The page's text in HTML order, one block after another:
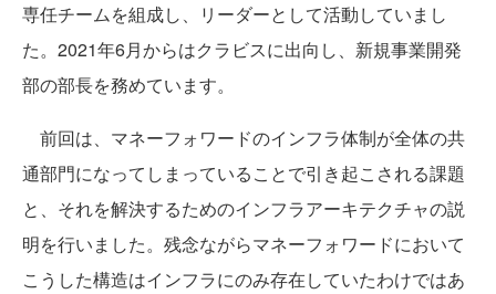
専任チームを組成し、リーダーとして活動していまし
た。2021年6月からはクラビスに出向し、新規事業開発
部の部長を務めています。
前回は、マネーフォワードのインフラ体制が全体の共
通部門になってしまっていることで引き起こされる課題
と、それを解決するためのインフラアーキテクチャの説
明を行いました。残念ながらマネーフォワードにおいて
こうした構造はインフラにのみ存在していたわけではあ